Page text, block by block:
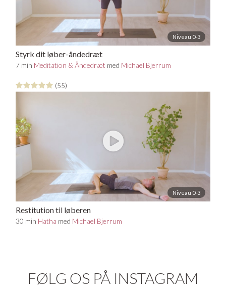
Niveau 0-3
Styrk dit løber-åndedræt
7 min Meditation & Åndedræt med Michael Bjerrum
(55)
Niveau 0-3
Restitution til løberen
30 min Hatha med Michael Bjerrum
FØLG OS PÅ INSTAGRAM